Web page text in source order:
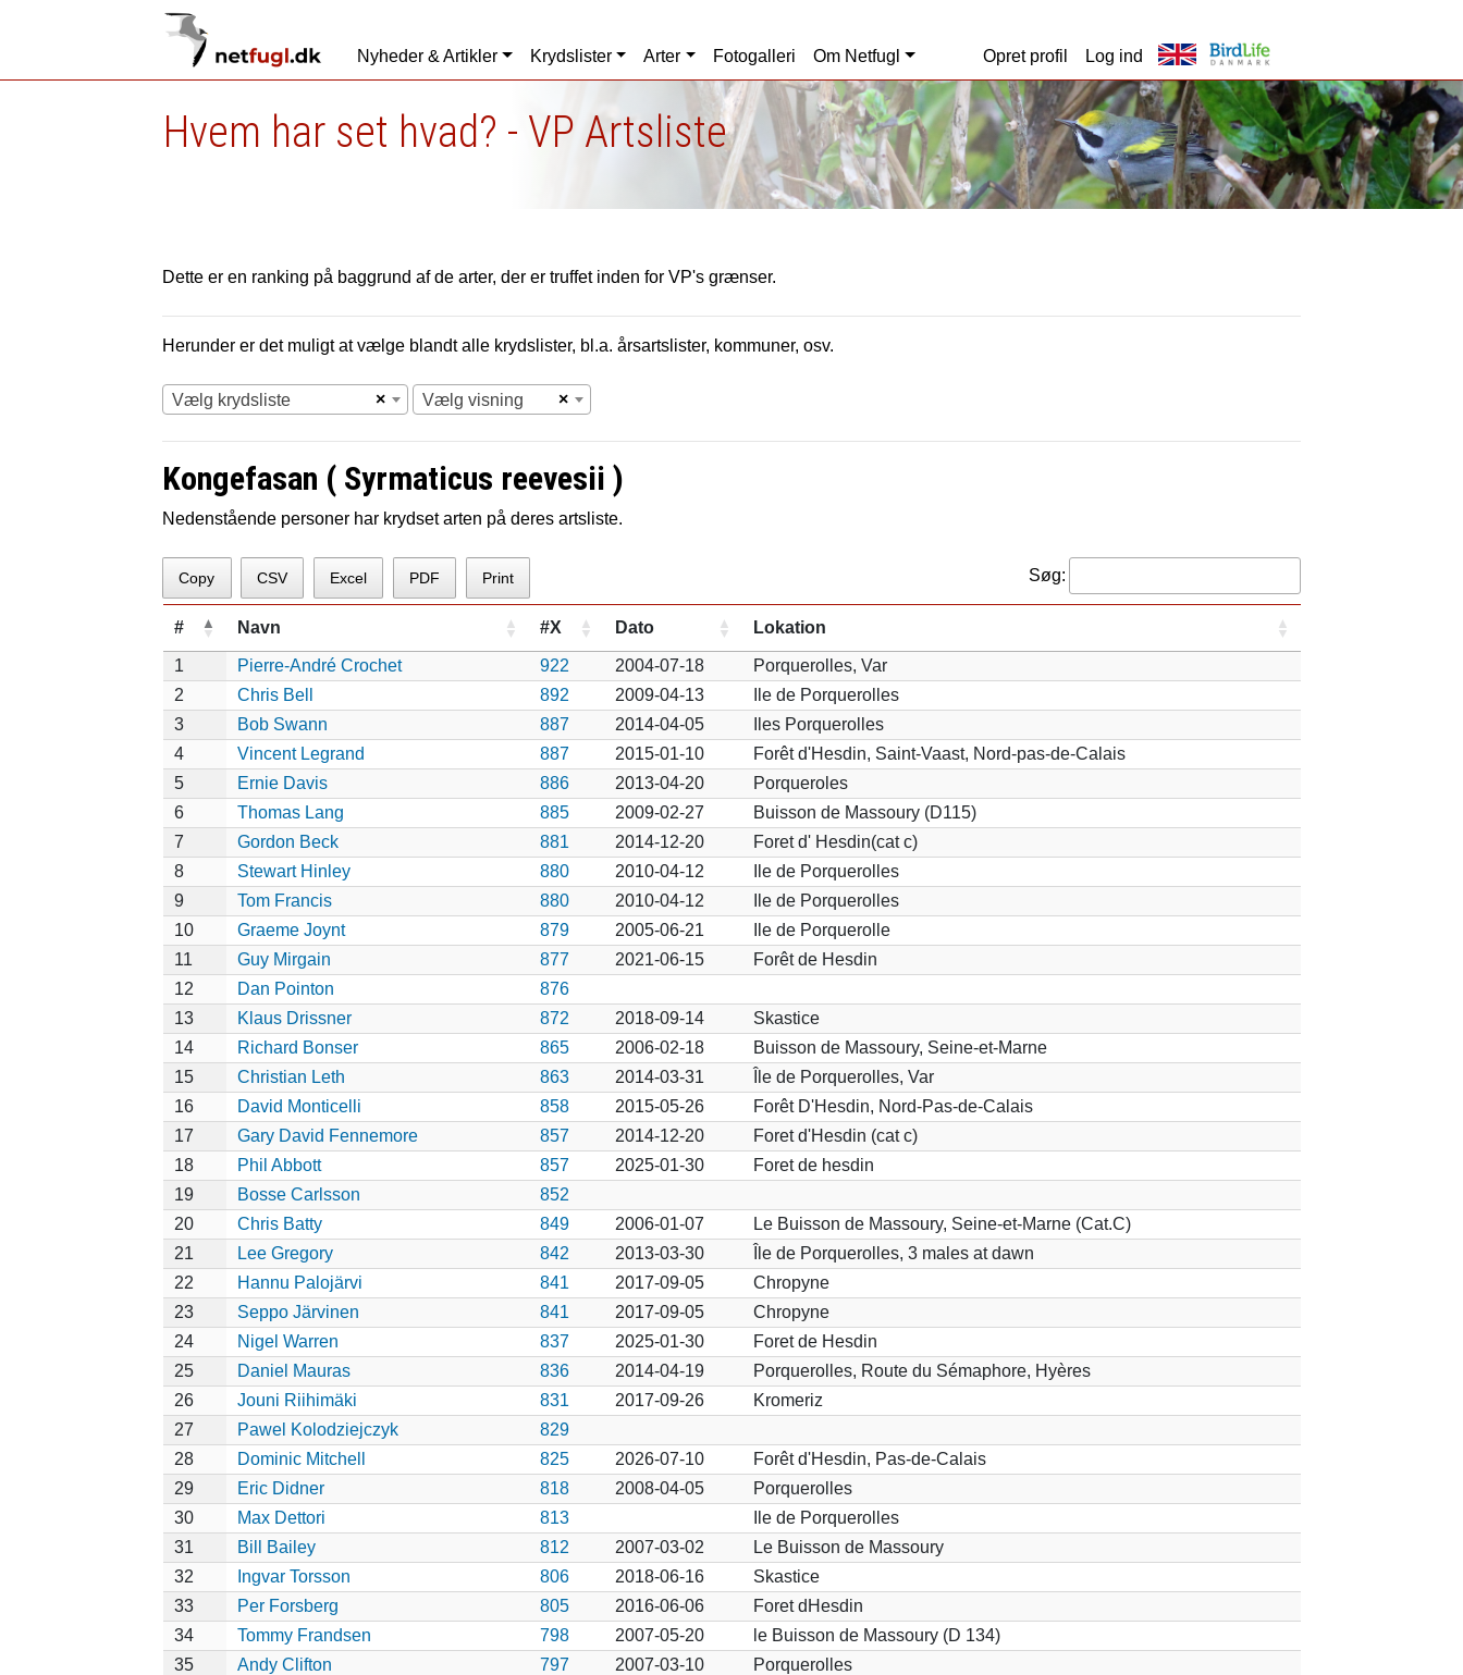
Nyheder & Artikler Krydslister Arter Fotogalleri Om Netfugl Opret profil Log ind
Hvem har set hvad? - VP Artsliste
Dette er en ranking på baggrund af de arter, der er truffet inden for VP's grænser.
Herunder er det muligt at vælge blandt alle krydslister, bl.a. årsartslister, kommuner, osv.
×
Vælg krydsliste ×
Vælg visning
Kongefasan ( Syrmaticus reevesii )
Nedenstående personer har krydset arten på deres artsliste.
Copy CSV Excel PDF Print Søg:
# Navn #X Dato Lokation
1 Pierre-André Crochet 922 2004-07-18
Porquerolles, Var
2
Chris Bell 892 2009-04-13
Ile de Porquerolles
3
Bob Swann 887 2014-04-05
Iles Porquerolles
4
Vincent Legrand 887 2015-01-10
Forêt d'Hesdin, Saint-Vaast, Nord-pas-de-Calais
5
Ernie Davis 886 2013-04-20
Porqueroles
6
Thomas Lang 885 2009-02-27
Buisson de Massoury (D115)
7
Gordon Beck 881 2014-12-20
Foret d' Hesdin(cat c)
8
Stewart Hinley 880 2010-04-12
Ile de Porquerolles
9
Tom Francis 880 2010-04-12
Ile de Porquerolles
10
Graeme Joynt 879 2005-06-21
Ile de Porquerolle
11
Guy Mirgain 877 2021-06-15
Forêt de Hesdin
12
Dan Pointon
876
13
Klaus Drissner 872 2018-09-14
Skastice
14
Richard Bonser 865 2006-02-18
Buisson de Massoury, Seine-et-Marne
15
Christian Leth 863 2014-03-31
Île de Porquerolles, Var
16
David Monticelli 858 2015-05-26
Forêt D'Hesdin, Nord-Pas-de-Calais
17
Gary David Fennemore 857 2014-12-20
Foret d'Hesdin (cat c)
18
Phil Abbott 857 2025-01-30
Foret de hesdin
19
Bosse Carlsson
852
20
Chris Batty 849 2006-01-07
Le Buisson de Massoury, Seine-et-Marne (Cat.C)
21
Lee Gregory 842 2013-03-30
Île de Porquerolles, 3 males at dawn
22
Hannu Palojärvi 841 2017-09-05
Chropyne
23
Seppo Järvinen 841 2017-09-05
Chropyne
24
Nigel Warren 837 2025-01-30
Foret de Hesdin
25
Daniel Mauras 836 2014-04-19
Porquerolles, Route du Sémaphore, Hyères
26
Jouni Riihimäki 831 2017-09-26
Kromeriz
27
Pawel Kolodziejczyk
829
28
Dominic Mitchell 825 2026-07-10
Forêt d'Hesdin, Pas-de-Calais
29
Eric Didner 818 2008-04-05
Porquerolles
30
Max Dettori 813
Ile de Porquerolles
31
Bill Bailey 812 2007-03-02
Le Buisson de Massoury
32
Ingvar Torsson 806 2018-06-16
Skastice
33
Per Forsberg 805 2016-06-06
Foret dHesdin
34
Tommy Frandsen 798 2007-05-20
le Buisson de Massoury (D 134)
35
Andy Clifton 797 2007-03-10
Porquerolles